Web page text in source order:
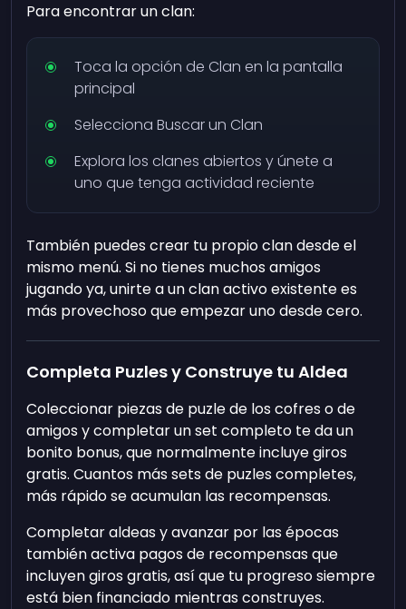
Para encontrar un clan:
Toca la opción de Clan en la pantalla
principal
Selecciona Buscar un Clan
Explora los clanes abiertos y únete a
uno que tenga actividad reciente
También puedes crear tu propio clan desde el
mismo menú. Si no tienes muchos amigos
jugando ya, unirte a un clan activo existente es
más provechoso que empezar uno desde cero.
Completa Puzles y Construye tu Aldea
Coleccionar piezas de puzle de los cofres o de
amigos y completar un set completo te da un
bonito bonus, que normalmente incluye giros
gratis. Cuantos más sets de puzles completes,
más rápido se acumulan las recompensas.
Completar aldeas y avanzar por las épocas
también activa pagos de recompensas que
incluyen giros gratis, así que tu progreso siempre
está bien financiado mientras construyes.